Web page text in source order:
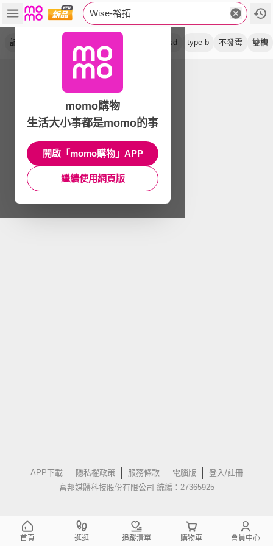
Wise-裕拓
記憶卡 cfxsd type b 不發霉 雙槽
APP下載 隱私權政策 服務條款 電腦版
登入/註冊
富邦媒體科技股份有限公司 統編：27365925
momo購物
生活大小事都是momo的事
開啟「momo購物」APP
繼續使用網頁版
首頁 逛逛 追蹤清單 購物車 會員中心